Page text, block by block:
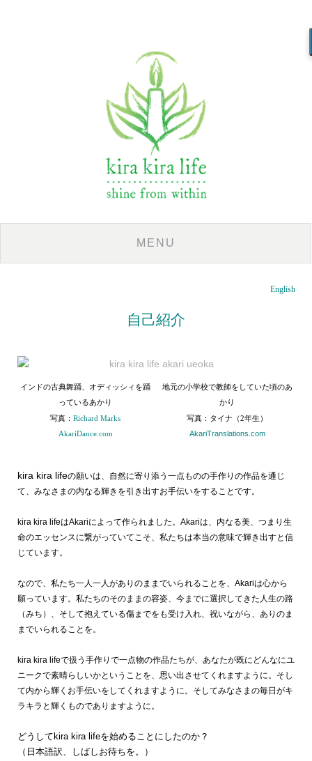
English
自己紹介
インドの古典舞踊、オディッシィを踊
っているあかり
写真：Richard Marks
AkariDance.com
地元の小学校で教師をしていた頃のあ
かり
写真：タイナ（2年生）
AkariTranslations.com
kira kira lifeの願いは、自然に寄り添う一点ものの手作りの作品を通じ
て、みなさまの内なる輝きを引き出すお手伝いをすることです。
kira kira lifeはAkariによって作られました。Akariは、内なる美、つまり生
命のエッセンスに繋がっていてこそ、私たちは本当の意味で輝き出すと信
じています。
なので、私たち一人一人がありのままでいられることを、Akariは心から
願っています。私たちのそのままの容姿、今までに選択してきた人生の路
（みち）、そして抱えている傷までをも受け入れ、祝いながら、ありのま
までいられることを。
kira kira lifeで扱う手作りで一点物の作品たちが、あなたが既にどんなにユ
ニークで素晴らしいかということを、思い出させてくれますように。そし
て内から輝くお手伝いをしてくれますように。そしてみなさまの毎日がキ
ラキラと輝くものでありますように。
どうしてkira kira lifeを始めることにしたのか？
（日本語訳、しばしお待ちを。）